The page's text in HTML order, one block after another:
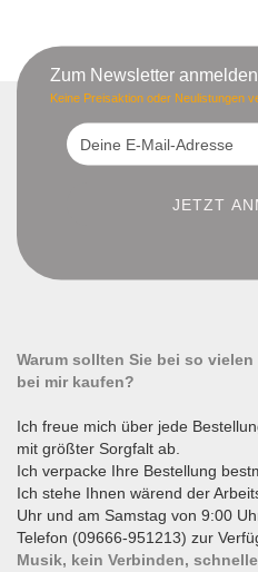
Zum Newsletter anmelden
Keine Preisaktion oder Neulistungen
Warum sollten Sie bei so
bei mir kaufen?
Ich freue mich über jede
mit größter Sorgfalt ab.
Ich verpacke Ihre Bestellung
Ich stehe Ihnen wärend der
Uhr und am Samstag von 9:00
Telefon (09666-951213) zur
Musik, kein Verbinden,